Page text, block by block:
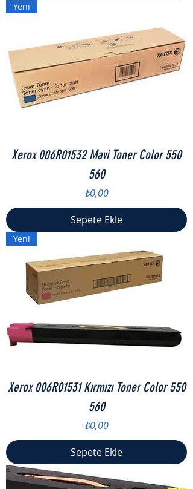
Yeni
Xerox 006R01532 Mavi Toner Color 550
560
Fiyat
₺0,00
Sepete Ekle
Yeni
Xerox 006R01531 Kırmızı Toner Color 550
560
Fiyat
₺0,00
Sepete Ekle